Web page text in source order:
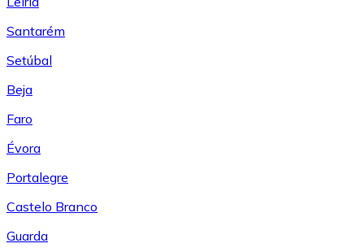
Santarém
Setúbal
Beja
Faro
Évora
Portalegre
Castelo Branco
Guarda